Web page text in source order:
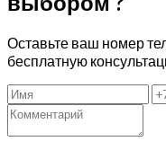
Оставьте ваш номер
бесплатную